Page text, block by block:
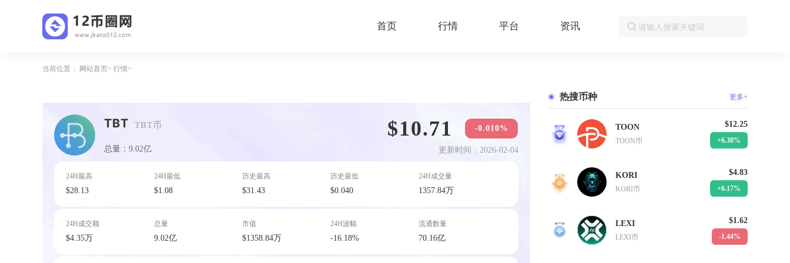
首页 行情 平台 资讯
当前位置： 网站首页 行情
TBT TBT币
总量：9.02亿
$10.71 -0.010%
更新时间：2026-02-04
24H最高
$28.13
24H最低
$1.08
历史最高
$31.43
历史最低
$0.040
24H成交量
1357.84万
24H成交额
$4.35万
总量
9.02亿
市值
$1358.84万
24H波幅
-16.18%
流通数量
70.16亿
热搜币种 更多+
1
TOON
TOON币
$12.25
+6.38%
2
KORI
KORI币
$4.83
+6.17%
3
LEXI
LEXI币
$1.62
-1.44%